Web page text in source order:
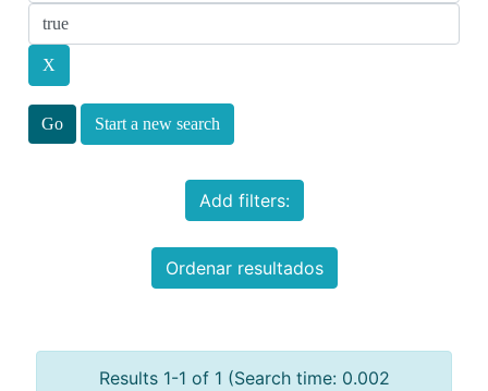
Start a new search
Add filters:
Ordenar resultados
Results 1-1 of 1 (Search time: 0.002